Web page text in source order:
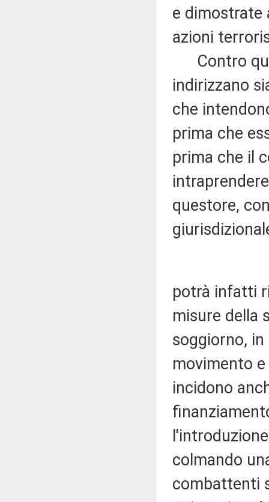
e dimostrate
azioni
Contro
indirizzano
che
prima che
prima che il
questore,
potrà infatti
misure della
soggiorno,
movimento
incidono
colmando
combattenti